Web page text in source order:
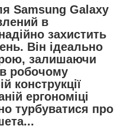
Samsung Galaxy
в
захистить
Він ідеально
залишаючи
робочому
конструкції
ергономіці
турбуватися про